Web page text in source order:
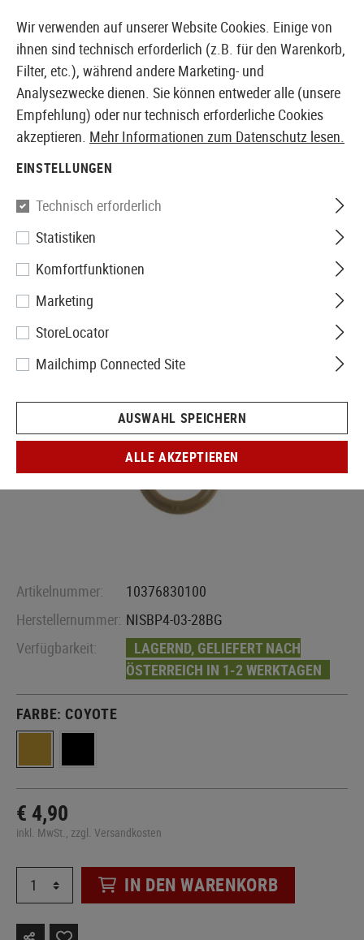
EUROPÄISCHER AIRSOFT SHOP & GROßHÄNDLER
Nite Ize
S-Biner Plastic #4
Artikelnummer:
10376830100
Herstellernummer: NISBP4-03-28BG
Verfügbarkeit:
LAGERND, GELIEFERT NACH
ÖSTERREICH IN 1-2 WERKTAGEN
FARBE: COYOTE
€ 4,90
inkl. MwSt., zzgl. Versandkosten
IN DEN WARENKORB
Wir verwenden auf unserer Website Cookies. Einige von
ihnen sind technisch erforderlich (z.B. für den Warenkorb,
Filter, etc.), während andere Marketing- und
Analysezwecke dienen. Sie können entweder alle (unsere
Empfehlung) oder nur technisch erforderliche Cookies
akzeptieren. Mehr Informationen zum Datenschutz lesen.
EINSTELLUNGEN
Technisch erforderlich
Statistiken
Komfortfunktionen
Marketing
StoreLocator
Mailchimp Connected Site
AUSWAHL SPEICHERN
ALLE AKZEPTIEREN